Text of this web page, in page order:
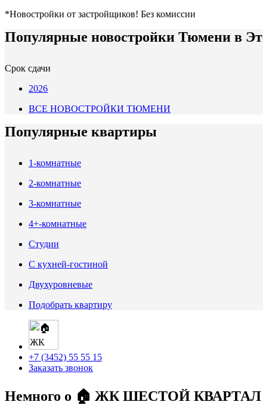
*Новостройки от застройщиков! Без комиссии
Популярные новостройки Тюмени в
Срок сдачи
2026
ВСЕ НОВОСТРОЙКИ ТЮМЕНИ
Популярные квартиры
1-комнатные
2-комнатные
3-комнатные
4+-комнатные
Студии
С кухней-гостиной
Двухуровневые
Подобрать квартиру
+7 (3452) 55 55 15
Заказать звонок
Немного о 🏠 ЖК ШЕСТОЙ